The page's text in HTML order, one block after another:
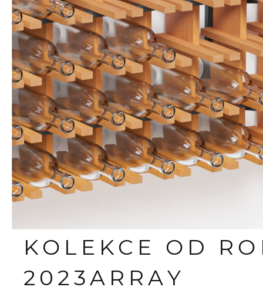
KOLEKCE OD
2023ARRAY